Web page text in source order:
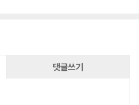
댓글쓰기